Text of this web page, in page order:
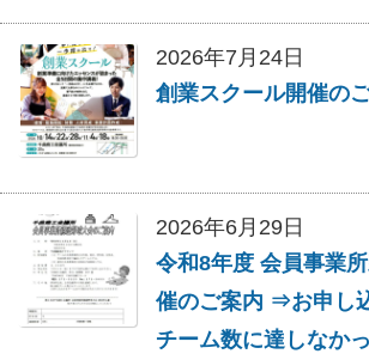
2026年7月24日
創業スクール開催の
2026年6月29日
令和8年度 会員事業
催のご案内 ⇒お申し
チーム数に達しなか